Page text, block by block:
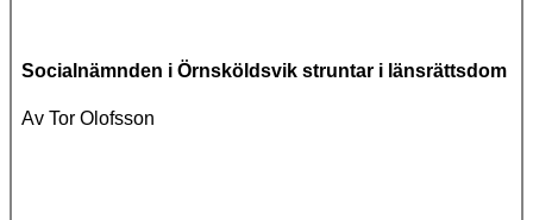
Socialnämnden i Örnsköldsvik struntar i länsrättsdom
Av Tor Olofsson